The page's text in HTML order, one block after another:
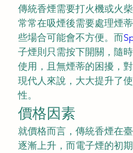
傳統香煙需要打火機或火
常常在吸煙後需要處理煙
些場合可能會不方便。而
子煙則只需按下開關，隨
使用，且無煙蒂的困擾，
現代人來說，大大提升了
性。
價格因素
就價格而言，傳統香煙在
逐漸上升，而電子煙的初